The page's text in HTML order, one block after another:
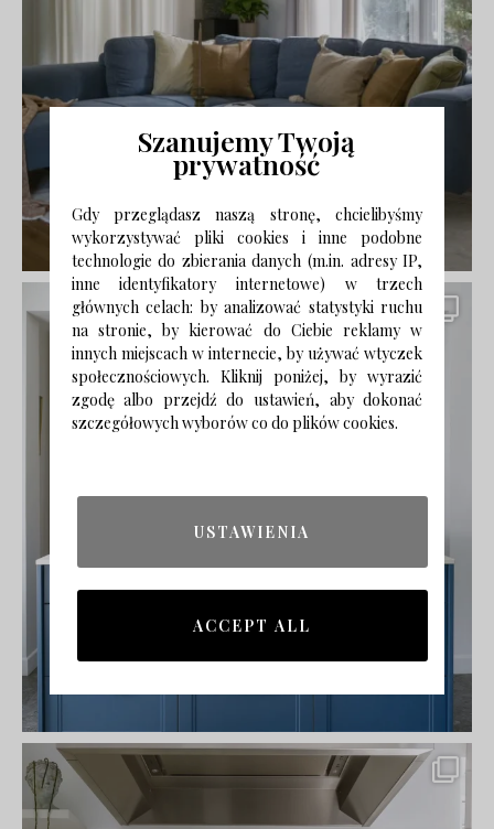
Szanujemy Twoją
prywatność
Gdy przeglądasz naszą stronę, chcielibyśmy
wykorzystywać pliki cookies i inne podobne
technologie do zbierania danych (m.in. adresy IP,
inne identyfikatory internetowe) w trzech
głównych celach: by analizować statystyki ruchu
na stronie, by kierować do Ciebie reklamy w
innych miejscach w internecie, by używać wtyczek
społecznościowych. Kliknij poniżej, by wyrazić
zgodę albo przejdź do ustawień, aby dokonać
szczegółowych wyborów co do plików cookies.
USTAWIENIA
ACCEPT ALL